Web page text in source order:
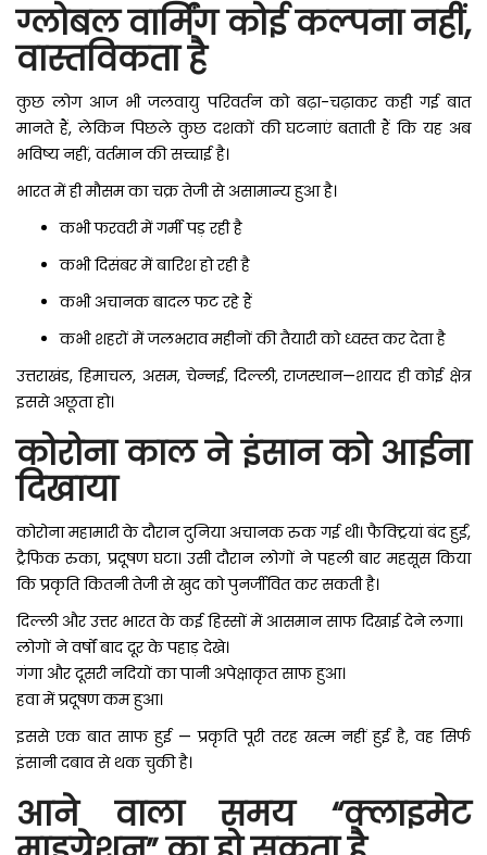
ग्लोबल वार्मिंग कोई कल्पना नहीं,
वास्तविकता है
कुछ लोग आज भी जलवायु परिवर्तन को बढ़ा-चढ़ाकर कही गई बात
मानते हैं, लेकिन पिछले कुछ दशकों की घटनाएं बताती हैं कि यह अब
भविष्य नहीं, वर्तमान की सच्चाई है।
भारत में ही मौसम का चक्र तेजी से असामान्य हुआ है।
कभी फरवरी में गर्मी पड़ रही है
कभी दिसंबर में बारिश हो रही है
कभी अचानक बादल फट रहे हैं
कभी शहरों में जलभराव महीनों की तैयारी को ध्वस्त कर देता है
उत्तराखंड, हिमाचल, असम, चेन्नई, दिल्ली, राजस्थान—शायद ही कोई क्षेत्र
इससे अछूता हो।
कोरोना काल ने इंसान को आईना
दिखाया
कोरोना महामारी के दौरान दुनिया अचानक रुक गई थी। फैक्ट्रियां बंद हुईं,
ट्रैफिक रुका, प्रदूषण घटा। उसी दौरान लोगों ने पहली बार महसूस किया
कि प्रकृति कितनी तेजी से खुद को पुनर्जीवित कर सकती है।
दिल्ली और उत्तर भारत के कई हिस्सों में आसमान साफ दिखाई देने लगा।
लोगों ने वर्षों बाद दूर के पहाड़ देखे।
गंगा और दूसरी नदियों का पानी अपेक्षाकृत साफ हुआ।
हवा में प्रदूषण कम हुआ।
इससे एक बात साफ हुई — प्रकृति पूरी तरह खत्म नहीं हुई है, वह सिर्फ
इंसानी दबाव से थक चुकी है।
आने वाला समय “क्लाइमेट